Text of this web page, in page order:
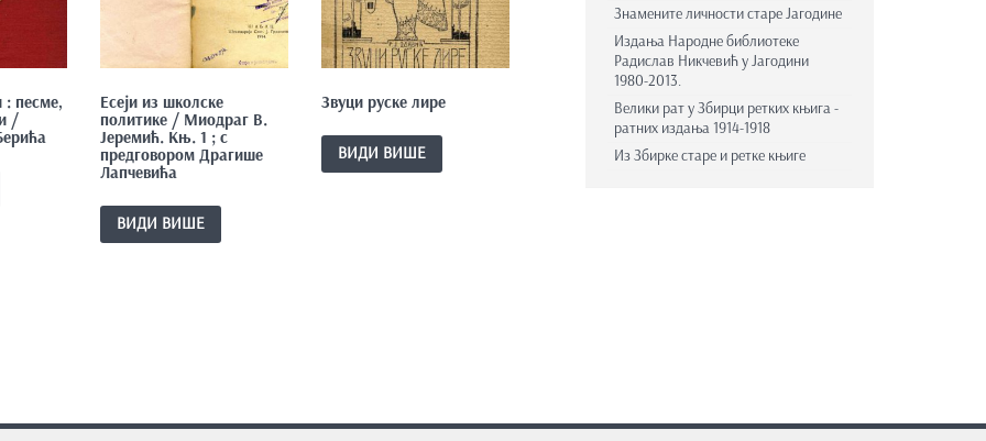
песме,
/
Есеји из школске
политике / Миодраг В.
Јеремић. Књ. 1 ; с
предговором Драгише
Лапчевића
ВИДИ ВИШЕ
Звуци руске лире
ВИДИ ВИШЕ
Знамените личности старе Јагодине
Издања Народне библиотеке
Радислав Никчевић у Јагодини
1980-2013.
Велики рат у Збирци ретких књига -
ратних издања 1914-1918
Из Збирке старе и ретке књиге